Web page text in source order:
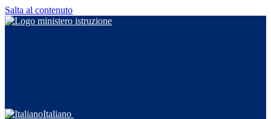
Salta al contenuto
Italiano